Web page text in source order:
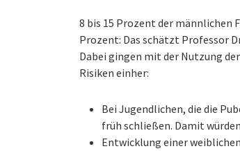
8 bis 15 Prozent der männlichen
Prozent: Das schätzt Professor
Dabei gingen mit der Nutzung
Risiken einher:
Bei Jugendlichen, die die
früh schließen. Damit
Entwicklung einer